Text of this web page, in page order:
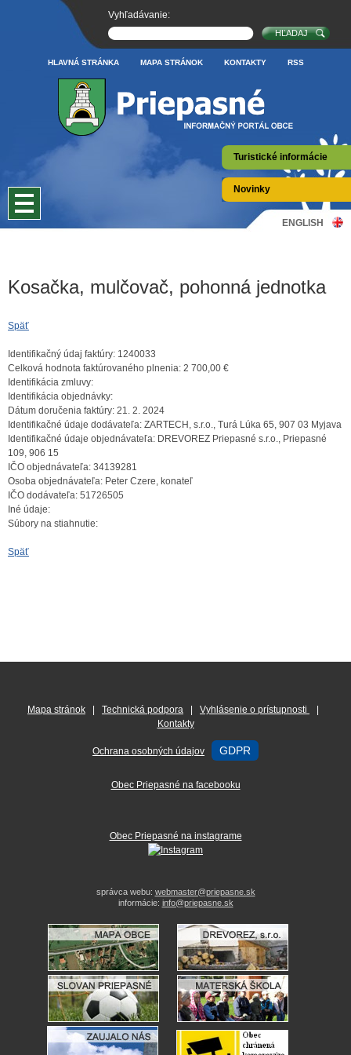
Turistické informácie
Novinky
HLAVNÁ STRÁNKA MAPA STRÁNOK KONTAKTY RSS
Vyhľadávanie:
ENGLISH
Kosačka, mulčovač, pohonná jednotka
Späť
Identifikačný údaj faktúry: 1240033
Celková hodnota faktúrovaného plnenia: 2 700,00 €
Identifikácia zmluvy:
Identifikácia objednávky:
Dátum doručenia faktúry: 21. 2. 2024
Identifikačné údaje dodávateľa: ZARTECH, s.r.o., Turá Lúka 65, 907 03 Myjava
Identifikačné údaje objednávateľa: DREVOREZ Priepasné s.r.o., Priepasné
109, 906 15
IČO objednávateľa: 34139281
Osoba objednávateľa: Peter Czere, konateľ
IČO dodávateľa: 51726505
Iné údaje:
Súbory na stiahnutie:
Späť
Mapa stránok Technická podpora Vyhlásenie o prístupnosti
Kontakty
Ochrana osobných údajov GDPR
Obec Priepasné na facebooku
Obec Priepasné na instagrame
správca webu: webmaster@priepasne.sk
informácie: info@priepasne.sk